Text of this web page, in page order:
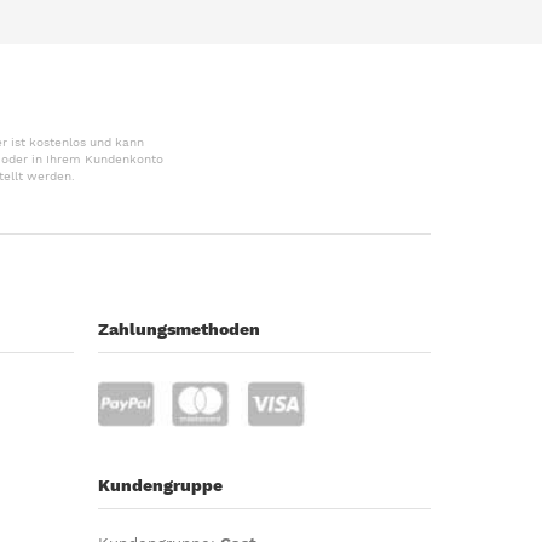
ist kostenlos und kann
in Ihrem Kundenkonto
werden.
Zahlungsmethoden
Kundengruppe